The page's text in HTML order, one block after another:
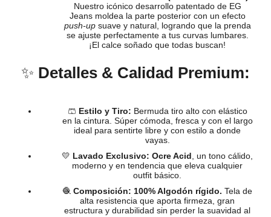
Nuestro icónico desarrollo patentado de EG
Jeans moldea la parte posterior con un efecto
push-upsuave y natural, logrando que la prenda
se ajuste perfectamente a tus curvas lumbares.
¡El calce soñado que todas buscan!
✨ Detalles & Calidad Premium:
🩳 Estilo y Tiro: Bermuda tiro alto con elástico
en la cintura. Súper cómoda, fresca y con el largo
ideal para sentirte libre y con estilo a donde
vayas.
💛 Lavado Exclusivo: Ocre Acid , un tono cálido,
moderno y en tendencia que eleva cualquier
outfit básico.
🧶 Composición: 100% Algodón rígido. Tela de
alta resistencia que aporta firmeza, gran
estructura y durabilidad sin perder la suavidad al